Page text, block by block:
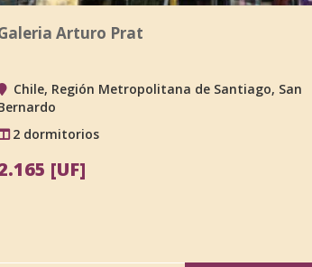
Arturo Prat
Chile, Región Metropolitana de Santiago, San
2 dormitorios
[UF]